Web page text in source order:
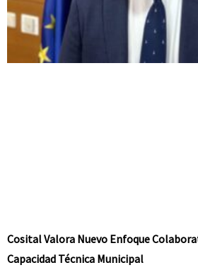
Cosital Valora Nuevo Enfoque
Capacidad Técnica Municipal